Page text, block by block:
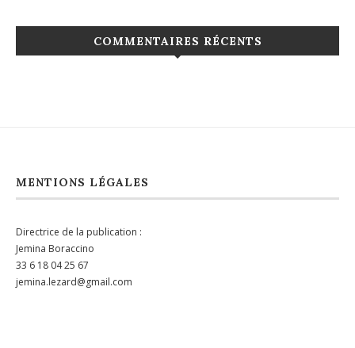
COMMENTAIRES RÉCENTS
MENTIONS LÉGALES
Directrice de la publication :
Jemina Boraccino
33 6 18 04 25 67
jemina.lezard@gmail.com